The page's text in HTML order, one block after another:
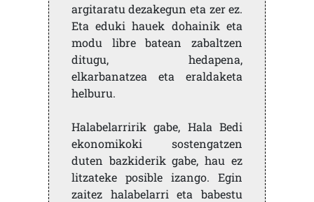
argitaratu dezakegun eta zer ez.
Eta eduki hauek dohainik eta
modu libre batean zabaltzen
ditugu, hedapena,
elkarbanatzea eta eraldaketa
helburu.
Halabelarririk gabe, Hala Bedi
ekonomikoki sostengatzen
duten bazkiderik gabe, hau ez
litzateke posible izango. Egin
zaitez halabelarri eta babestu